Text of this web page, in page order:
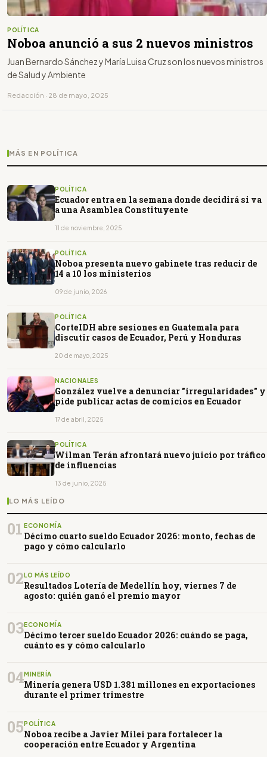
POLÍTICA
Noboa anunció a sus 2 nuevos ministros
Juan Bernardo Sánchez y María Luisa Cruz son los nuevos ministros
de Salud y Ambiente
Redacción · 28 de mayo, 2025
MÁS EN POLÍTICA
POLÍTICA
Ecuador entra en la semana donde decidirá si va
a una Asamblea Constituyente
11 de noviembre, 2025
POLÍTICA
Noboa presenta nuevo gabinete tras reducir de
14 a 10 los ministerios
09 de junio, 2026
POLÍTICA
CorteIDH abre sesiones en Guatemala para
discutir casos de Ecuador, Perú y Honduras
20 de mayo, 2025
NACIONALES
González vuelve a denunciar "irregularidades" y
pide publicar actas de comicios en Ecuador
17 de abril, 2025
POLÍTICA
Wilman Terán afrontará nuevo juicio por tráfico
de influencias
13 de junio, 2025
LO MÁS LEÍDO
01 ECONOMÍA
Décimo cuarto sueldo Ecuador 2026: monto, fechas de
pago y cómo calcularlo
02LO MÁS LEÍDO
Resultados Lotería de Medellín hoy, viernes 7 de
agosto: quién ganó el premio mayor
03ECONOMÍA
Décimo tercer sueldo Ecuador 2026: cuándo se paga,
cuánto es y cómo calcularlo
04MINERÍA
Minería genera USD 1.381 millones en exportaciones
durante el primer trimestre
05POLÍTICA
Noboa recibe a Javier Milei para fortalecer la
cooperación entre Ecuador y Argentina